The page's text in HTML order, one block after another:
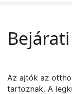
Az ajtók az
tartoznak. A